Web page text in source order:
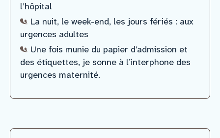
l’hôpital
La nuit, le week-end, les jours fériés : aux
urgences adultes
Une fois munie du papier d’admission et
des étiquettes, je sonne à l’interphone des
urgences maternité.